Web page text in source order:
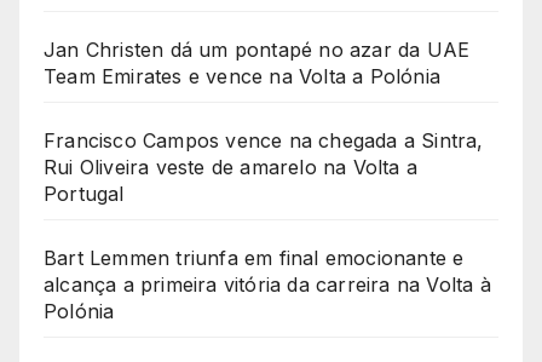
Jan Christen dá um pontapé no azar da UAE
Team Emirates e vence na Volta a Polónia
Francisco Campos vence na chegada a Sintra,
Rui Oliveira veste de amarelo na Volta a
Portugal
Bart Lemmen triunfa em final emocionante e
alcança a primeira vitória da carreira na Volta à
Polónia